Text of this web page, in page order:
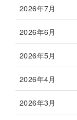
2026年7月
2026年6月
2026年5月
2026年4月
2026年3月